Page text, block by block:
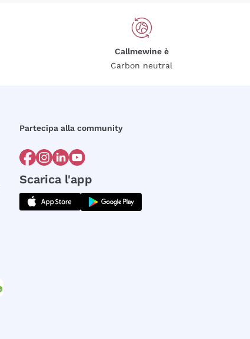
Callmewine è
Carbon neutral
Partecipa alla community
Scarica l'app